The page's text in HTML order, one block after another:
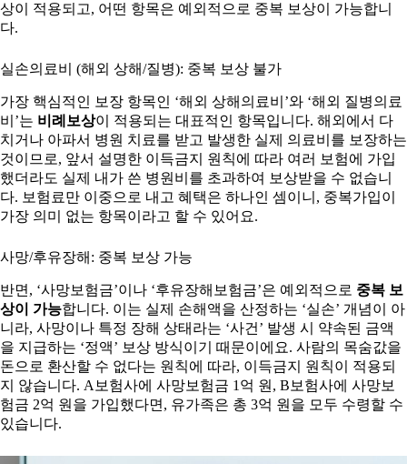
상이 적용되고, 어떤 항목은 예외적으로 중복 보상이 가능합니
다.
실손의료비 (해외 상해/질병): 중복 보상 불가
가장 핵심적인 보장 항목인 ‘해외 상해의료비’와 ‘해외 질병의료
비’는 비례보상이 적용되는 대표적인 항목입니다. 해외에서 다
치거나 아파서 병원 치료를 받고 발생한 실제 의료비를 보장하는
것이므로, 앞서 설명한 이득금지 원칙에 따라 여러 보험에 가입
했더라도 실제 내가 쓴 병원비를 초과하여 보상받을 수 없습니
다. 보험료만 이중으로 내고 혜택은 하나인 셈이니, 중복가입이
가장 의미 없는 항목이라고 할 수 있어요.
사망/후유장해: 중복 보상 가능
반면, ‘사망보험금’이나 ‘후유장해보험금’은 예외적으로 중복 보
상이 가능합니다. 이는 실제 손해액을 산정하는 ‘실손’ 개념이 아
니라, 사망이나 특정 장해 상태라는 ‘사건’ 발생 시 약속된 금액
을 지급하는 ‘정액’ 보상 방식이기 때문이에요. 사람의 목숨값을
돈으로 환산할 수 없다는 원칙에 따라, 이득금지 원칙이 적용되
지 않습니다. A보험사에 사망보험금 1억 원, B보험사에 사망보
험금 2억 원을 가입했다면, 유가족은 총 3억 원을 모두 수령할 수
있습니다.